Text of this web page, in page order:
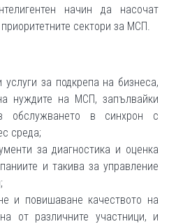
начин да насочат
сектори за МСП.
за подкрепа на бизнеса,
нуждите на МСП, запълвайки
обслужването в синхрон с
среда;
за диагностика и оценка
и такива за управление
и повишаване качеството на
от различните участници, и